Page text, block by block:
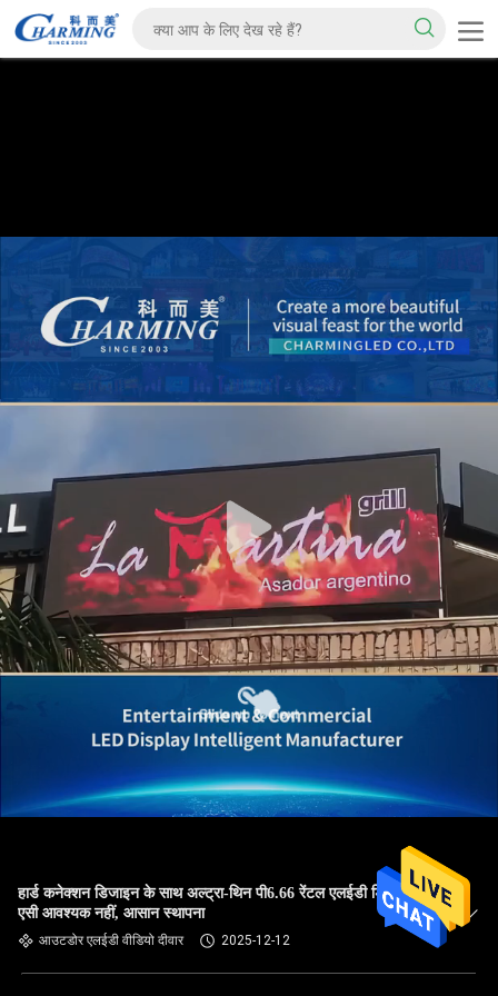
हार्ड कनेक्शन डिजाइन के साथ अल्ट्रा-थिन पी6.66 रेंटल एलईडी डिस्प्ले कोई
एसी आवश्यक नहीं, आसान स्थापना
आउटडोर एलईडी वीडियो दीवार 2025-12-12